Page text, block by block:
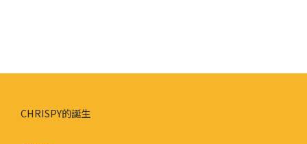
CHRISPY的誕生